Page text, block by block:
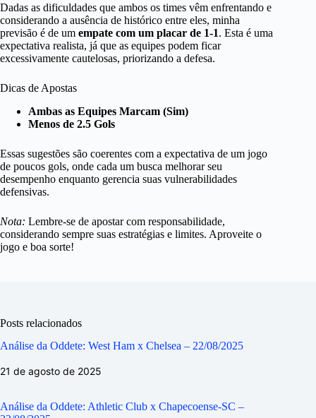
Dadas as dificuldades que ambos os times vêm enfrentando e
considerando a ausência de histórico entre eles, minha
previsão é de um empate com um placar de 1-1. Esta é uma
expectativa realista, já que as equipes podem ficar
excessivamente cautelosas, priorizando a defesa.
Dicas de Apostas
Ambas as Equipes Marcam (Sim)
Menos de 2.5 Gols
Essas sugestões são coerentes com a expectativa de um jogo
de poucos gols, onde cada um busca melhorar seu
desempenho enquanto gerencia suas vulnerabilidades
defensivas.
Nota: Lembre-se de apostar com responsabilidade,
considerando sempre suas estratégias e limites. Aproveite o
jogo e boa sorte!
Posts relacionados
Análise da Oddete: West Ham x Chelsea – 22/08/2025
21 de agosto de 2025
Análise da Oddete: Athletic Club x Chapecoense-SC –